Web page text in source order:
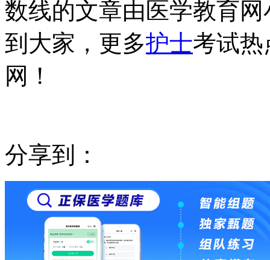
数线的文章由医学教育
到大家，更多护士考试
网！
分享到：